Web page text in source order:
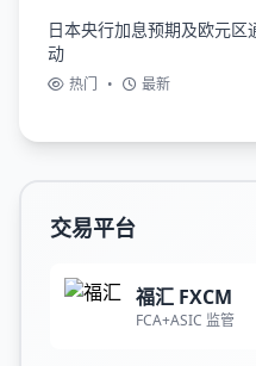
日本央行加息预期及欧元
动
热门 • 最新
交易平台
福汇 FXCM
FCA+ASIC 监管